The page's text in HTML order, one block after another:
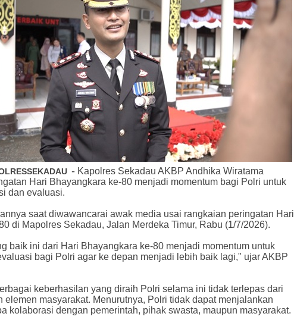
- Kapolres Sekadau AKBP Andhika Wiratama
Hari Bhayangkara ke-80 menjadi momentum bagi Polri untuk
dan evaluasi.
saat diwawancarai awak media usai rangkaian peringatan Hari
di Mapolres Sekadau, Jalan Merdeka Timur, Rabu (1/7/2026).
baik ini dari Hari Bhayangkara ke-80 menjadi momentum untuk
bagi Polri agar ke depan menjadi lebih baik lagi," ujar AKBP
keberhasilan yang diraih Polri selama ini tidak terlepas dari
elemen masyarakat. Menurutnya, Polri tidak dapat menjalankan
kolaborasi dengan pemerintah, pihak swasta, maupun masyarakat.